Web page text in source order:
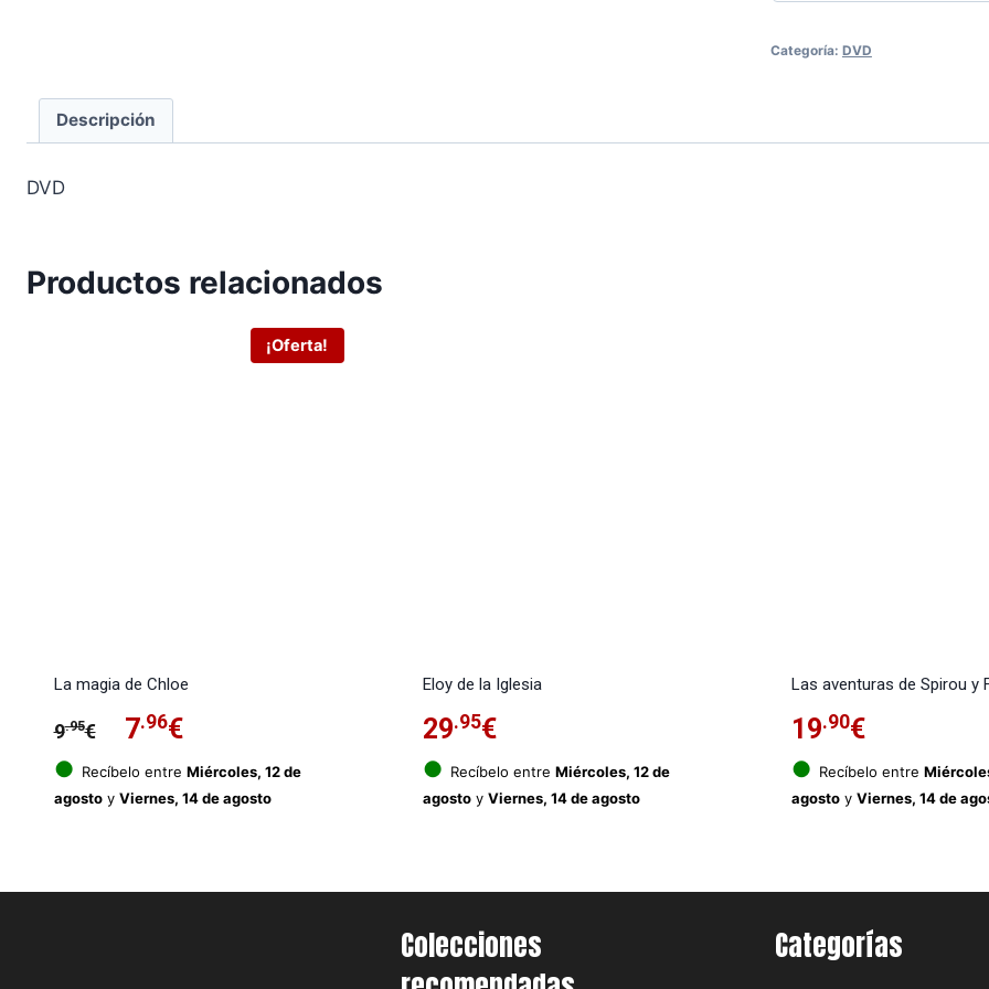
Categoría: DVD
Descripción
DVD
Productos relacionados
¡Oferta!
La magia de Chloe
9.95€
El
precio
original
9.95€.
7.96€El
precio
actual
7.96€.
● Recíbelo entre Miércoles, 12 de
agostoy Viernes, 14 de agosto
Eloy de la Iglesia
29.95€
● Recíbelo entre Miércoles, 12 de
agostoy Viernes, 14 de agosto
Las aventuras de Spirou y
19.90€
● Recíbelo entre
agostoy Viernes, 14 de
Colecciones
Categorías